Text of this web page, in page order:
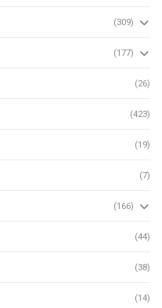
(309)
(177)
(26)
(423)
(19)
(7)
(166)
(44)
(38)
(14)